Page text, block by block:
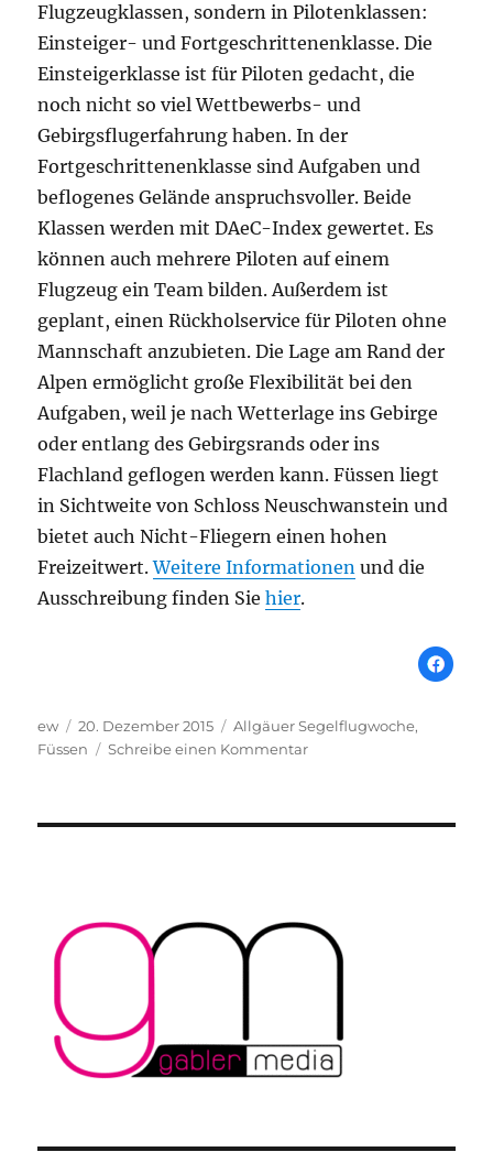
Flugzeugklassen, sondern in Pilotenklassen:
Einsteiger- und Fortgeschrittenenklasse. Die
Einsteigerklasse ist für Piloten gedacht, die
noch nicht so viel Wettbewerbs- und
Gebirgsflugerfahrung haben. In der
Fortgeschrittenenklasse sind Aufgaben und
beflogenes Gelände anspruchsvoller. Beide
Klassen werden mit DAeC-Index gewertet. Es
können auch mehrere Piloten auf einem
Flugzeug ein Team bilden. Außerdem ist
geplant, einen Rückholservice für Piloten ohne
Mannschaft anzubieten. Die Lage am Rand der
Alpen ermöglicht große Flexibilität bei den
Aufgaben, weil je nach Wetterlage ins Gebirge
oder entlang des Gebirgsrands oder ins
Flachland geflogen werden kann. Füssen liegt
in Sichtweite von Schloss Neuschwanstein und
bietet auch Nicht-Fliegern einen hohen
Freizeitwert.Weitere Informationen und die
Ausschreibung finden Siehier.
Autor
ew
Veröffentlicht
am
20. Dezember 2015 Schlagwörter
Allgäuer Segelflugwoche,
Füssen
Schreibe einen Kommentarzu